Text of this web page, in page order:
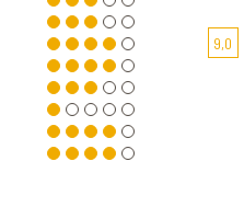
9,0